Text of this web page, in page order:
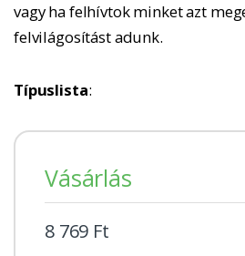
vagy ha felhívtok minket azt
felvilágosítást adunk.
Típuslista:
Vásárlás
8 769 Ft